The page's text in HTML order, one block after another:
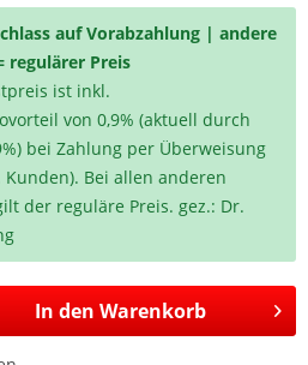
auf Vorabzahlung | andere
regulärer Preis
ist inkl.
von 0,9% (aktuell durch
bei Zahlung per Überweisung
Kunden). Bei allen anderen
der reguläre Preis. gez.: Dr.
In den Warenkorb